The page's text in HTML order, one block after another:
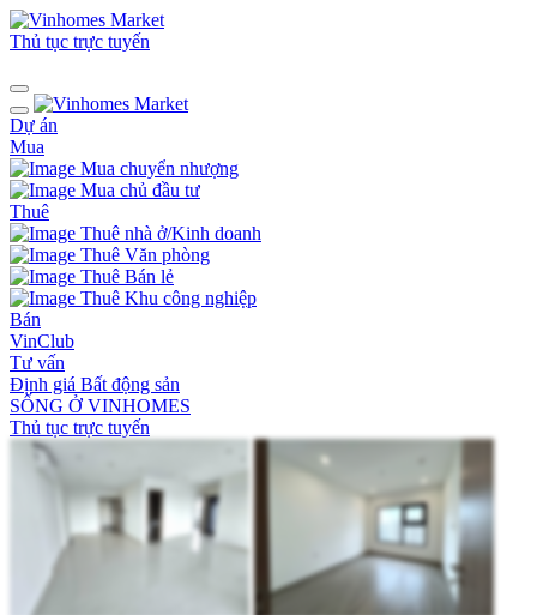
Thủ tục trực tuyến
Dự án
Mua
Mua chuyển nhượng
Mua chủ đầu tư
Thuê
Thuê nhà ở/Kinh doanh
Thuê Văn phòng
Thuê Bán lẻ
Thuê Khu công nghiệp
Bán
VinClub
Tư vấn
Định giá Bất động sản
SỐNG Ở VINHOMES
Thủ tục trực tuyến